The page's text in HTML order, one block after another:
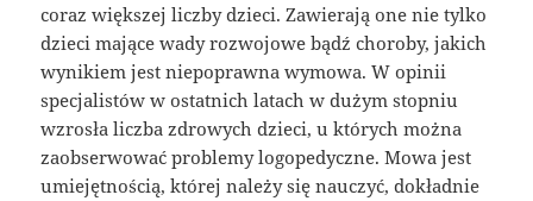
coraz większej liczby dzieci. Zawierają one nie tylko
dzieci mające wady rozwojowe bądź choroby, jakich
wynikiem jest niepoprawna wymowa. W opinii
specjalistów w ostatnich latach w dużym stopniu
wzrosła liczba zdrowych dzieci, u których można
zaobserwować problemy logopedyczne. Mowa jest
umiejętnością, której należy się nauczyć, dokładnie